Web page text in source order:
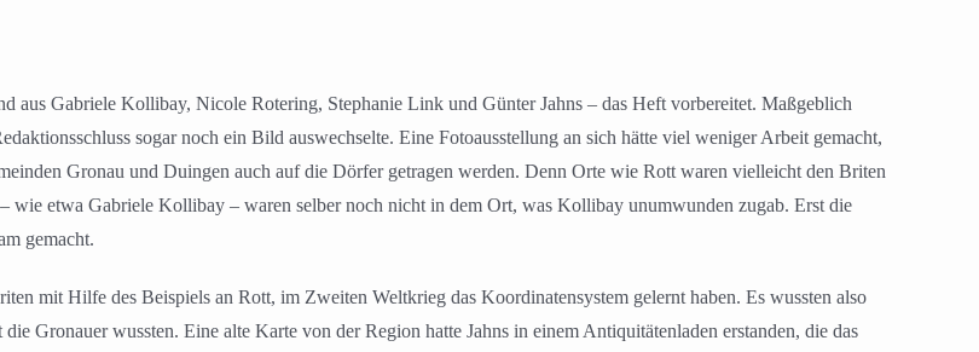
aus Gabriele Kollibay, Nicole Rotering, Stephanie Link und Günter Jahns – das Heft vorbereitet. Maßgeblich
sogar noch ein Bild auswechselte. Eine Fotoausstellung an sich hätte viel weniger Arbeit gemacht,
Gronau und Duingen auch auf die Dörfer getragen werden. Denn Orte wie Rott waren vielleicht den Briten
wie etwa Gabriele Kollibay – waren selber noch nicht in dem Ort, was Kollibay unumwunden zugab. Erst die
gemacht.
mit Hilfe des Beispiels an Rott, im Zweiten Weltkrieg das Koordinatensystem gelernt haben. Es wussten also
Gronauer wussten. Eine alte Karte von der Region hatte Jahns in einem Antiquitätenladen erstanden, die das